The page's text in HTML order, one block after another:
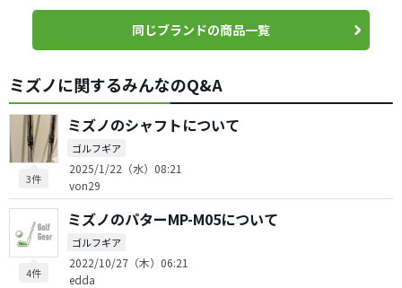
同じブランドの商品一覧
ミズノに関するみんなのQ&A
3件
ミズノのシャフトについて
ゴルフギア
2025/1/22（水）08:21
von29
4件
ミズノのパターMP-M05について
ゴルフギア
2022/10/27（木）06:21
edda